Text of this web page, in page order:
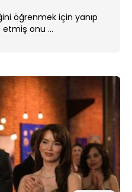
öğrenmek için yanıp
etmiş onu ...